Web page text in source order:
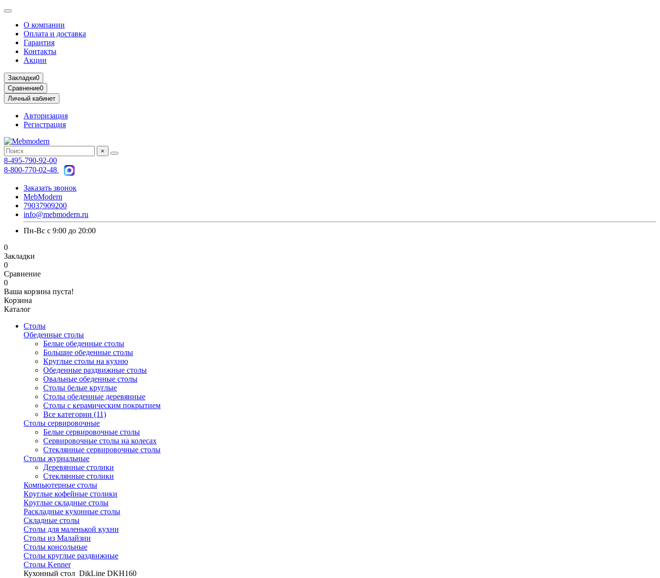
О компании
Оплата и доставка
Гарантия
Контакты
Акции
Закладки0
Сравнение0
Личный кабинет
Авторизация
Регистрация
×
8-495-790-92-00
8-800-770-02-48
Заказать звонок
MebModern
79037909200
info@mebmodern.ru
Пн-Вс с 9:00 до 20:00
0
Закладки
0
Сравнение
0
Ваша корзина пуста!
Корзина
Каталог
Столы
Обеденные столы
Белые обеденные столы
Большие обеденные столы
Круглые столы на кухню
Обеденные раздвижные столы
Овальные обеденные столы
Столы белые круглые
Столы обеденные деревянные
Столы с керамическим покрытием
Все категории (11)
Столы сервировочные
Белые сервировочные столы
Сервировочные столы на колесах
Стеклянные сервировочные столы
Столы журнальные
Деревянные столики
Стеклянные столики
Компьютерные столы
Круглые кофейные столики
Круглые складные столы
Раскладные кухонные столы
Складные столы
Столы для маленькой кухни
Столы из Малайзии
Столы консольные
Столы круглые раздвижные
Столы Kenner
Кухонный стол DikLine DKH160